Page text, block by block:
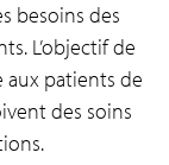
besoins des
L’objectif de
aux patients de
des soins